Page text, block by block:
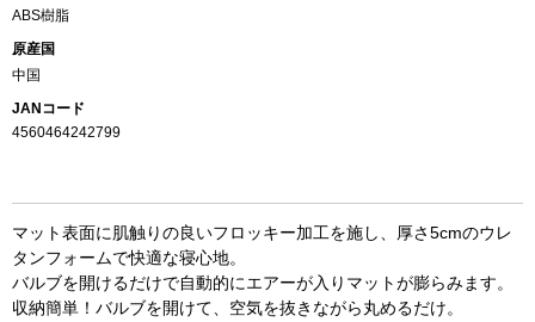
ABS樹脂
原産国
中国
JANコード
4560464242799
マット表面に肌触りの良いフロッキー加工を施し、厚さ5cmのウレ
タンフォームで快適な寝心地。
バルブを開けるだけで自動的にエアーが入りマットが膨らみます。
収納簡単！バルブを開けて、空気を抜きながら丸めるだけ。